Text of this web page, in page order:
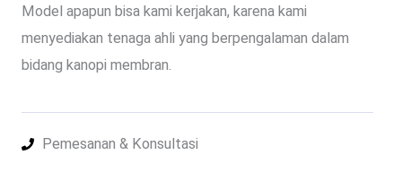
Model apapun bisa kami kerjakan, karena kami
menyediakan tenaga ahli yang berpengalaman dalam
bidang kanopi membran.
Pemesanan & Konsultasi